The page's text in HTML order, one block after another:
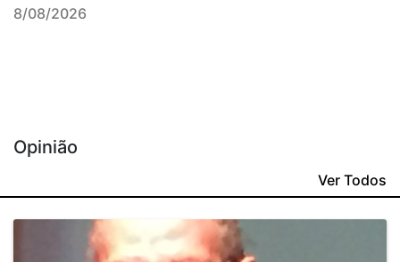
8/08/2026
Opinião
Ver Todos